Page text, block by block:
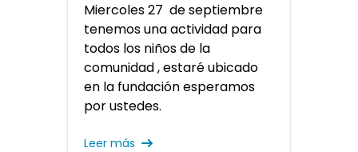
Miercoles 27 de septiembre
tenemos una actividad para
todos los niños de la
comunidad , estaré ubicado
en la fundación esperamos
por ustedes.
Leer más